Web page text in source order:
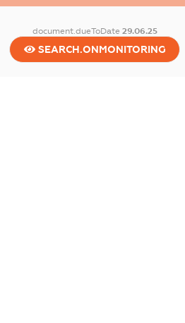
document.dueToDate 29.06.25
SEARCH.ONMONITORING